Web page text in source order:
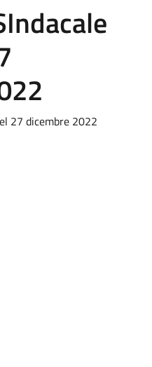
27 dicembre 2022